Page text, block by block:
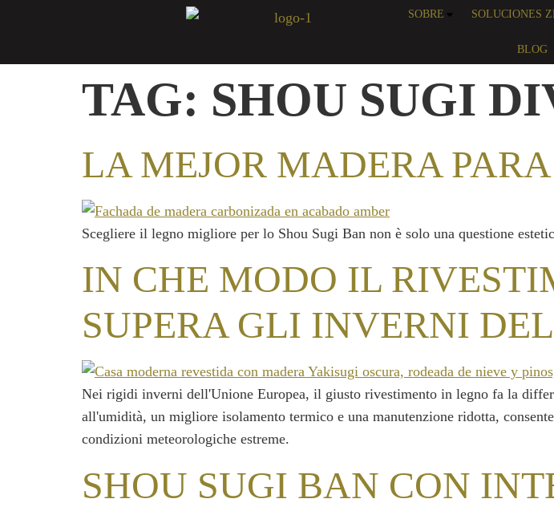
SOBRE SOLUCIONES
BLOG
TAG: SHOU SUGI
LA MEJOR MADERA
Scegliere il legno migliore per lo Shou Sugi Ban non è solo una questione
IN CHE MODO IL
SUPERA GLI INVERNI
Nei rigidi inverni dell'Unione Europea, il giusto rivestimento in legno fa la
all'umidità, un migliore isolamento termico e una manutenzione ridotta,
condizioni meteorologiche estreme.
SHOU SUGI BAN CON